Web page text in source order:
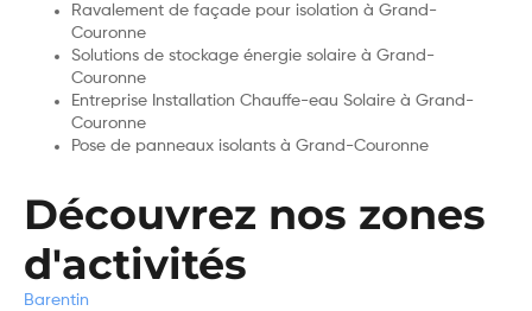
Ravalement de façade pour isolation à Grand-
Couronne
Solutions de stockage énergie solaire à Grand-
Couronne
Entreprise Installation Chauffe-eau Solaire à Grand-
Couronne
Pose de panneaux isolants à Grand-Couronne
Découvrez nos zones
d'activités
Barentin